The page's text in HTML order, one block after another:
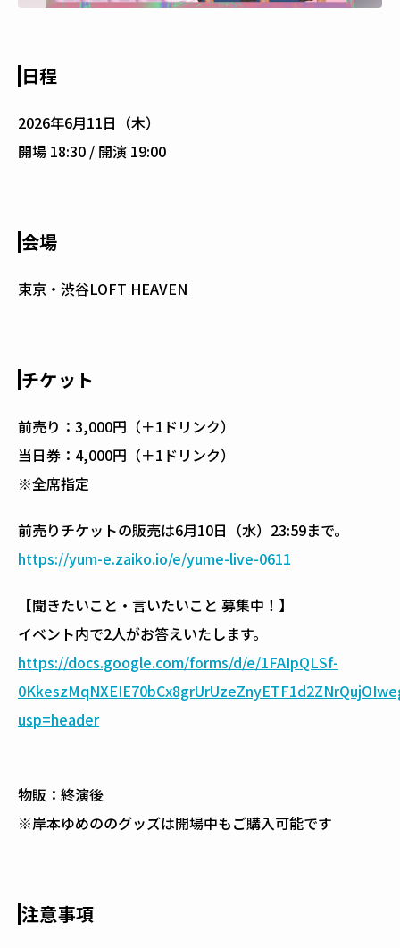
日程
2026年6月11日（木）
開場 18:30 / 開演 19:00
会場
東京・渋谷LOFT HEAVEN
チケット
前売り：3,000円（＋1ドリンク）
当日券：4,000円（＋1ドリンク）
※全席指定
前売りチケットの販売は6月10日（水）23:59まで。
https://yum-e.zaiko.io/e/yume-live-0611
【聞きたいこと・言いたいこと 募集中！】
イベント内で2人がお答えいたします。
https://docs.google.com/forms/d/e/1FAIpQLSf-
usp=header
物販：終演後
※岸本ゆめののグッズは開場中もご購入可能です
注意事項